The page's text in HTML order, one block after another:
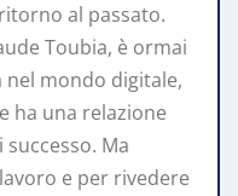
al passato.
Toubia, è ormai
mondo digitale,
ha una relazione
Ma
e per rivedere